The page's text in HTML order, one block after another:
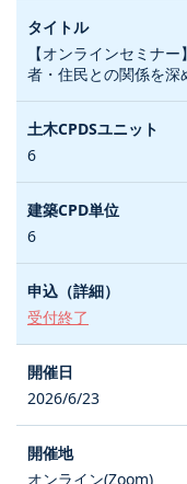
【オンラインセミナ
者・住民との関係を深
6
6
受付終了
2026/6/23
オンライン(Zoom)